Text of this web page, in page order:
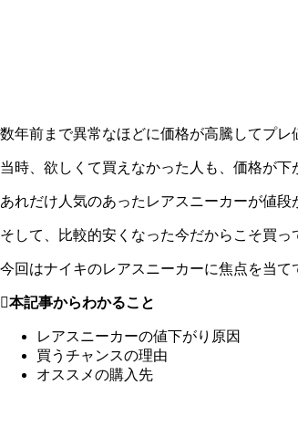
数年前まで異常なほどに価格が高騰してプ
当時、欲しくて買えなかった人も、価格が
あれだけ人気のあったレアスニーカーが値
そして、比較的安くなった今だからこそ買っ
今回はナイキのレアスニーカーに焦点を当て
本記事からわかること
レアスニーカーの値下がり原因
買うチャンスの理由
オススメの購入先